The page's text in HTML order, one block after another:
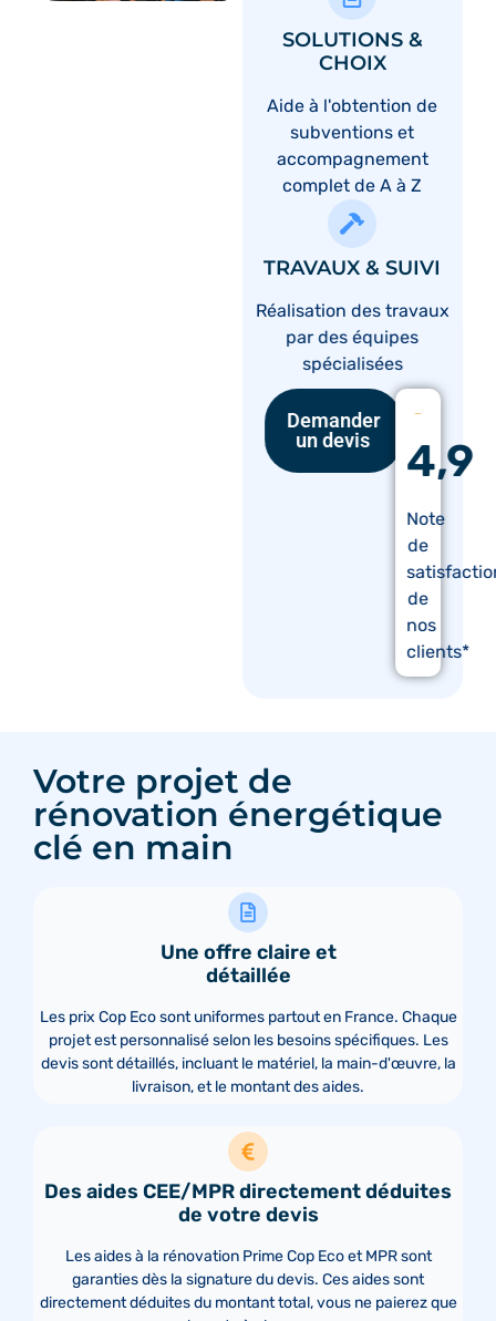
SOLUTIONS &
CHOIX
Aide à l'obtention de
subventions et
accompagnement
complet de A à Z
TRAVAUX & SUIVI
Réalisation des travaux
par des équipes
spécialisées
Demander
un devis
4,9
Note
de
de
nos
clients*
Votre projet de
rénovation énergétique
clé en main
Une offre claire et
détaillée
Les prix Cop Eco sont uniformes partout en France. Chaque
projet est personnalisé selon les besoins spécifiques. Les
devis sont détaillés, incluant le matériel, la main-d'œuvre, la
livraison, et le montant des aides.
Des aides CEE/MPR directement déduites
de votre devis
Les aides à la rénovation Prime Cop Eco et MPR sont
garanties dès la signature du devis. Ces aides sont
directement déduites du montant total, vous ne paierez que